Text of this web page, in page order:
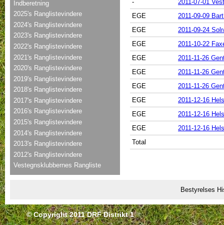
-
2011-07-01
EGE
2011-09-09
EGE
2011-09-24
EGE
2011-10-22
EGE
2011-11-26
EGE
2011-11-26
EGE
2011-11-26
EGE
2011-12-16
EGE
2011-12-16
EGE
2011-12-16
Total
Indberetning
2025's Ranglistevindere
2024's Ranglistevindere
2023's Ranglistevindere
2022's Ranglistevindere
2021's Ranglistevindere
2020's Ranglistevindere
2019's Ranglistevindere
2018's Ranglistevindere
2017's Ranglistevindere
2016's Ranglistevindere
2015's Ranglistevindere
2014's Ranglistevindere
2013's Ranglistevindere
2012's Ranglistevindere
Vestegnsklubbernes Rangliste
Bestyrelses
© Copyright 2011 DRF Distrikt 1